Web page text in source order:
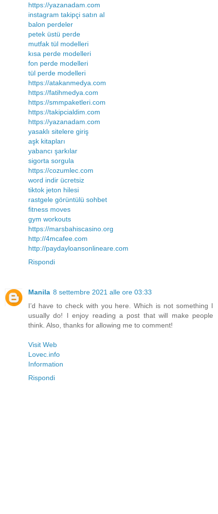
https://yazanadam.com
instagram takipçi satın al
balon perdeler
petek üstü perde
mutfak tül modelleri
kısa perde modelleri
fon perde modelleri
tül perde modelleri
https://atakanmedya.com
https://fatihmedya.com
https://smmpaketleri.com
https://takipcialdim.com
https://yazanadam.com
yasaklı sitelere giriş
aşk kitapları
yabancı şarkılar
sigorta sorgula
https://cozumlec.com
word indir ücretsiz
tiktok jeton hilesi
rastgele görüntülü sohbet
fitness moves
gym workouts
https://marsbahiscasino.org
http://4mcafee.com
http://paydayloansonlineare.com
Rispondi
Manila 8 settembre 2021 alle ore 03:33
I’d have to check with you here. Which is not something I
usually do! I enjoy reading a post that will make people
think. Also, thanks for allowing me to comment!
Visit Web
Lovec.info
Information
Rispondi